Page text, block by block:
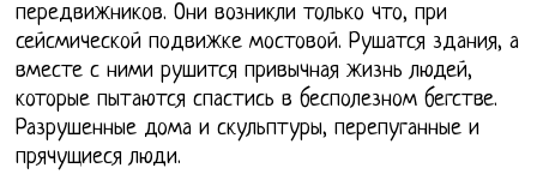
передвижников. Они возникли только что, при
сейсмической подвижке мостовой. Рушатся здания, а
вместе с ними рушится привычная жизнь людей,
которые пытаются спастись в бесполезном бегстве.
Разрушенные дома и скульптуры, перепуганные и
прячущиеся люди.